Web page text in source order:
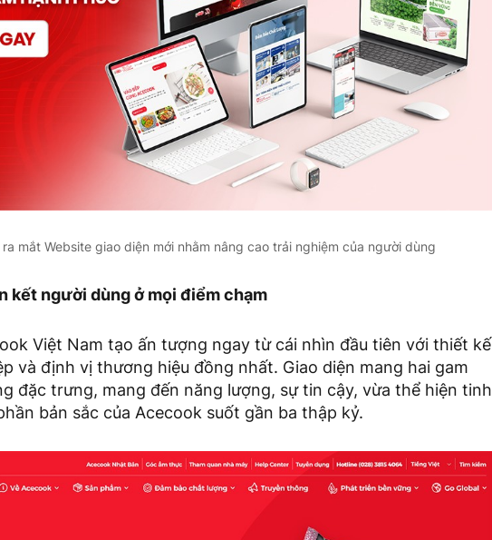
mắt Website giao diện mới nhằm nâng cao trải nghiệm của người dùng
kết người dùng ở mọi điểm chạm
Việt Nam tạo ấn tượng ngay từ cái nhìn đầu tiên với thiết kế
và định vị thương hiệu đồng nhất. Giao diện mang hai gam
đặc trưng, mang đến năng lượng, sự tin cậy, vừa thể hiện tinh
bản sắc của Acecook suốt gần ba thập kỷ.